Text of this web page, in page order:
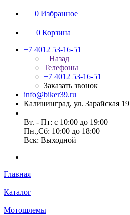
0 Избранное
0 Корзина
+7 4012 53-16-51
Назад
Телефоны
+7 4012 53-16-51
Заказать звонок
info@biker39.ru
Калининград, ул. Зарайская 19
Вт. - Пт: с 10:00 до 19:00
Пн.,Сб: 10:00 до 18:00
Вск: Выходной
Главная
Каталог
Мотошлемы